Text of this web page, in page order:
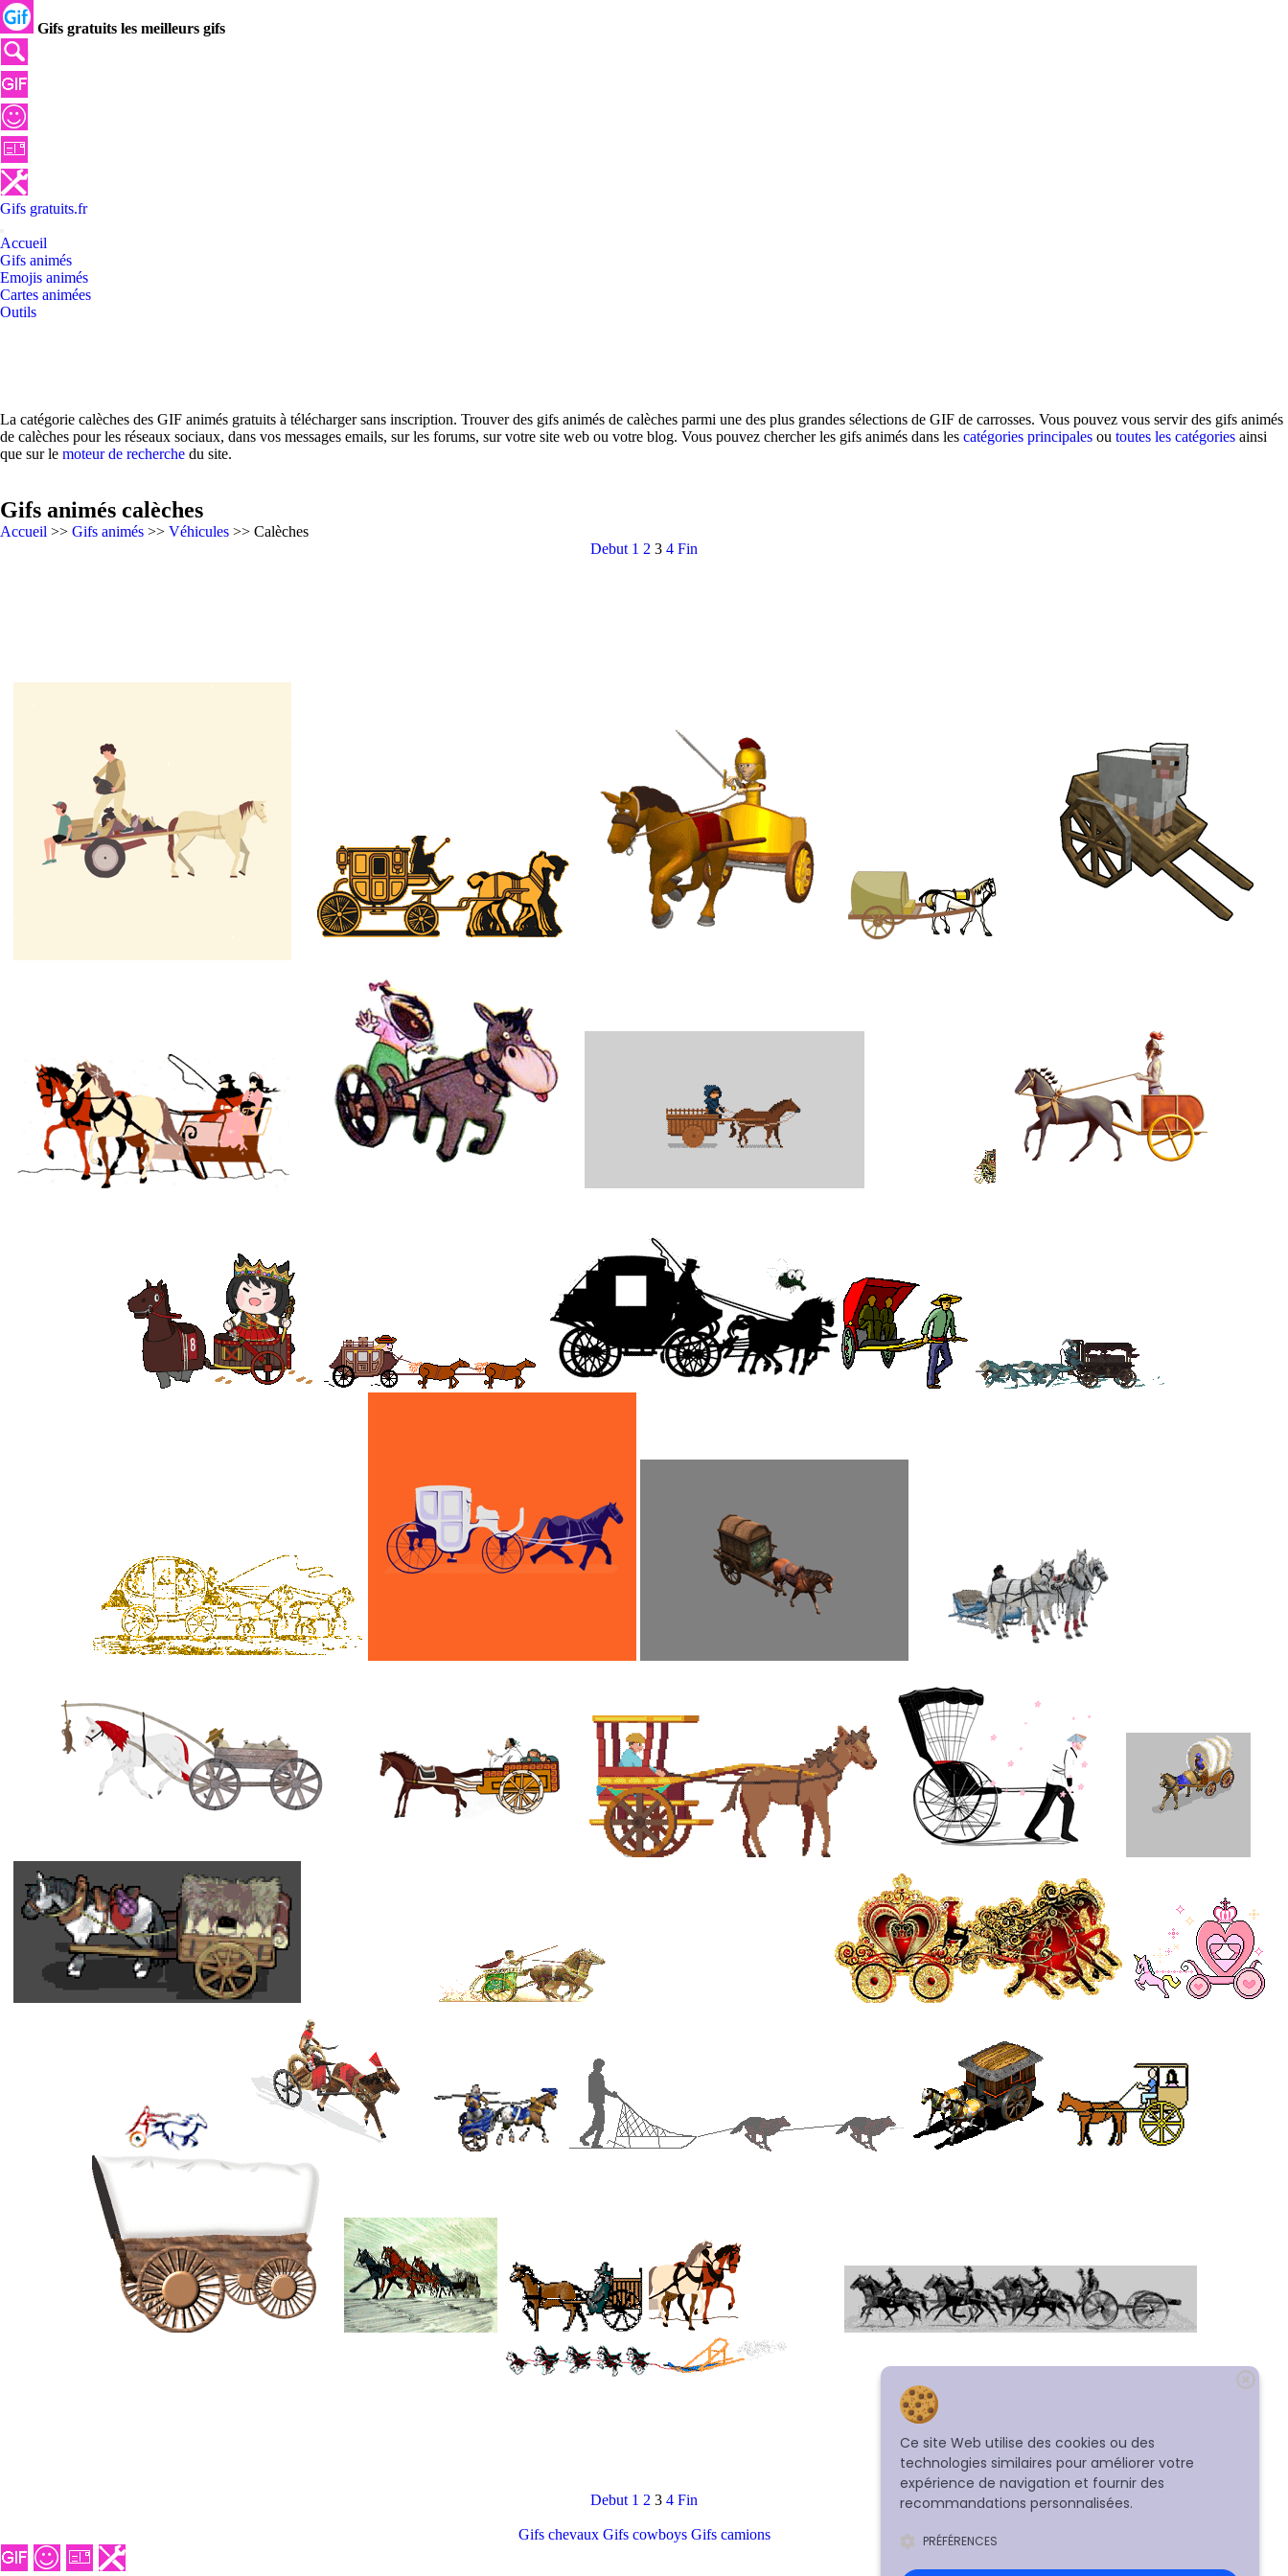
Gifs gratuits les meilleurs gifs
Gifs gratuits.fr
Accueil
Gifs animés
Emojis animés
Cartes animées
Outils
La catégorie calèches des GIF animés gratuits à télécharger sans inscription. Trouver des gifs animés de calèches parmi une des plus grandes sélections de GIF de carrosses. Vous pouvez vous servir des gifs animés
de calèches pour les réseaux sociaux, dans vos messages emails, sur les forums, sur votre site web ou votre blog. Vous pouvez chercher les gifs animés dans les catégories principales ou toutes les catégories ainsi
que sur le moteur de recherche du site.
Gifs animés calèches
Accueil >> Gifs animés >> Véhicules >> Calèches
Debut 1 2 3 4 Fin
Debut 1 2 3 4 Fin
Gifs chevaux Gifs cowboys Gifs camions
Ce site Web utilise des cookies ou des
technologies similaires pour améliorer votre
expérience de navigation et fournir des
recommandations personnalisées.
PRÉFÉRENCES